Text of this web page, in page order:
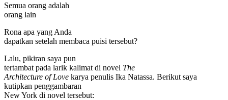
Semua orang adalah
orang lain
Rona apa yang Anda
dapatkan setelah membaca puisi tersebut?
Lalu, pikiran saya pun
tertambat pada larik kalimat di novel The
Architecture of Love karya penulis Ika Natassa. Berikut saya
kutipkan penggambaran
New York di novel tersebut: